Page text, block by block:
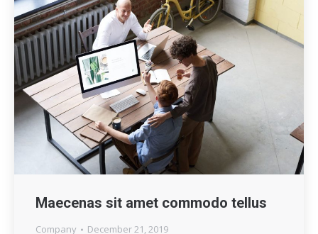
Maecenas sit amet commodo tellus
Company December 21, 2019